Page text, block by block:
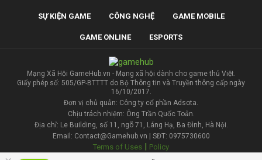
SỰ KIỆN GAME CÔNG NGHỆ GAME MOBILE
GAME ONLINE ESPORTS
Mạng Xã Hội GameHub.vn - Mạng xã hội dành cho game thủ Việt.
Giấy phép số: 505/GP-BTTTT do Bộ Thông tin và Truyền thông cấp ngày
16/10/2017.
Đơn vị chủ quản: Công ty cổ phần Adsota.
Chịu trách nhiệm: Ông Trần Quốc Toản.
Địa chỉ: Le Building, số 11, ngõ 71, Láng Hạ, Ba Đình, Hà Nội.
Email: Contact@Gamehub.vn | SĐT: 0975730600
Terms of Uses | Policy